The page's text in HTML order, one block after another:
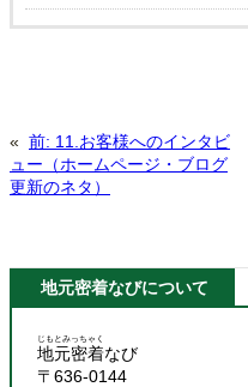
« 前: 11.お客様へのインタビ
ュー（ホームページ・ブログ
更新のネタ）
地元密着なびについて
地元密着
じもとみっちゃく
なび
〒636-0144